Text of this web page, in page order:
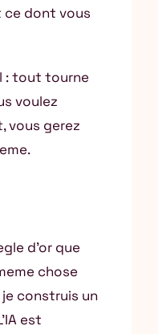
dont vous
: tout tourne
voulez
vous gerez
d’or que
chose
construis un
est